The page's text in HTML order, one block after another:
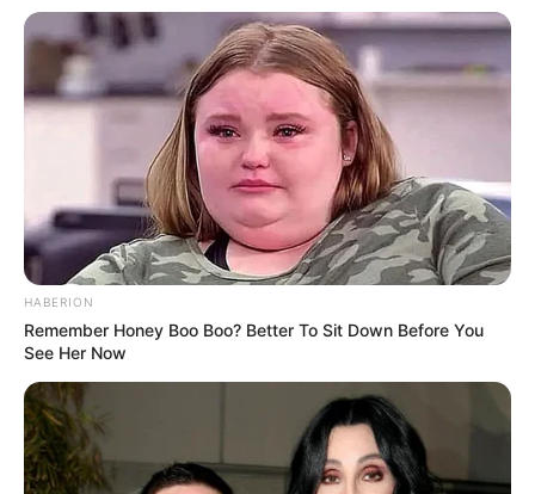
HABERION
Remember Honey Boo Boo? Better To Sit Down Before You
See Her Now